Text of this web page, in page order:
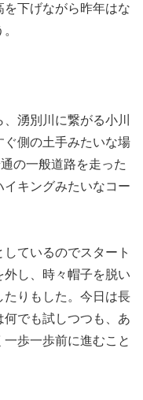
下げながら昨年はな
湧別川に繋がる小川
側の土手みたいな場
の一般道路を走った
イキングみたいなコー
ているのでスタート
し、時々帽子を脱い
りもした。今日は長
でも試しつつも、あ
歩一歩前に進むこと